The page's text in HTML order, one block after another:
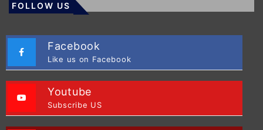
FOLLOW US
Facebook
Like us on Facebook
Youtube
Subscribe US